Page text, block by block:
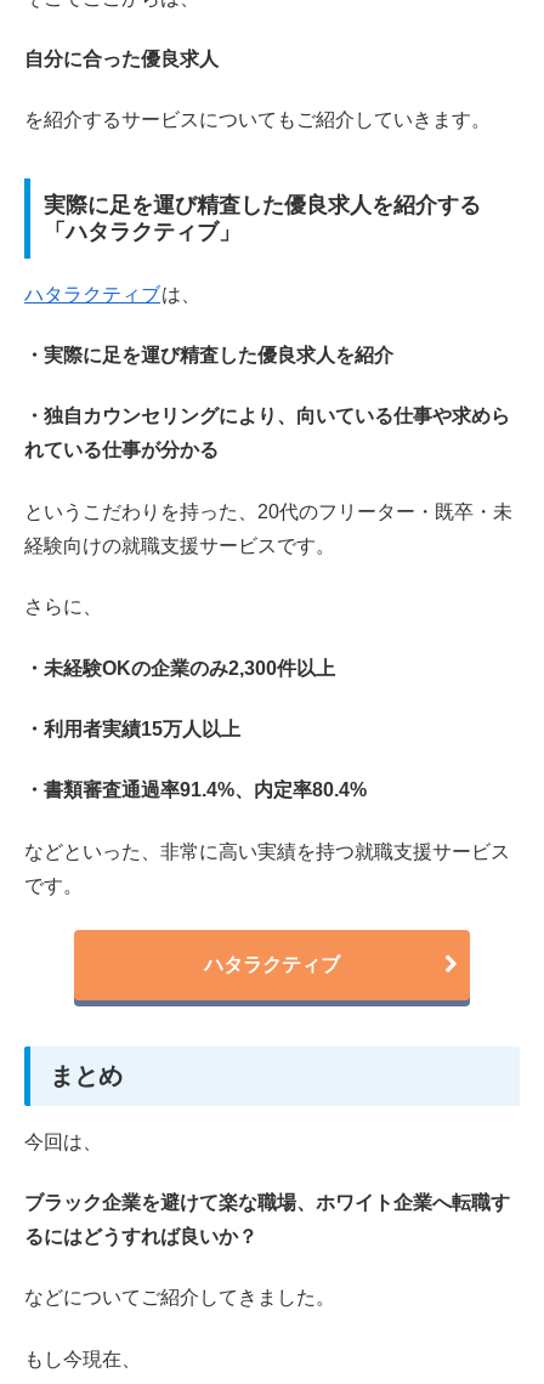
自分に合った優良求人
を紹介するサービスについてもご紹介していきます。
実際に足を運び精査した優良求人を紹介する
「ハタラクティブ」
ハタラクティブは、
・実際に足を運び精査した優良求人を紹介
・独自カウンセリングにより、向いている仕事や求めら
れている仕事が分かる
というこだわりを持った、20代のフリーター・既卒・未
経験向けの就職支援サービスです。
さらに、
・未経験OKの企業のみ2,300件以上
・利用者実績15万人以上
・書類審査通過率91.4%、内定率80.4%
などといった、非常に高い実績を持つ就職支援サービス
です。
ハタラクティブ
まとめ
今回は、
ブラック企業を避けて楽な職場、ホワイト企業へ転職す
るにはどうすれば良いか？
などについてご紹介してきました。
もし今現在、